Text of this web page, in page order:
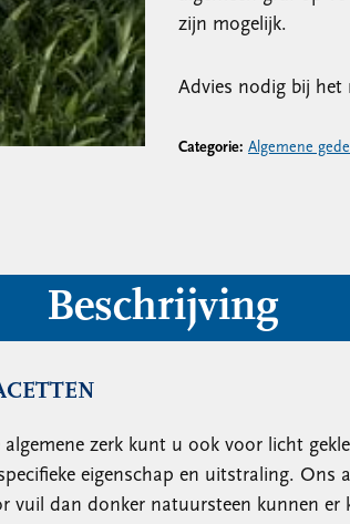
zijn mogelijk.
Advies nodig bij het
Categorie: Algemene
Beschrijving
zerk kunt u ook voor licht
eigenschap en uitstraling.
dan donker natuursteen kunnen er